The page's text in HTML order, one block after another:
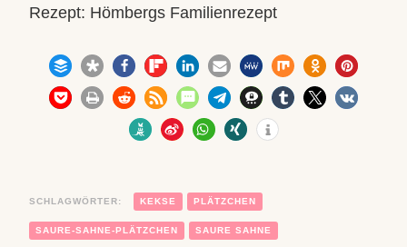
Rezept: Hömbergs Familienrezept
171
SCHLAGWÖRTER: KEKSE PLÄTZCHEN
SAURE-SAHNE-PLÄTZCHEN SAURE SAHNE